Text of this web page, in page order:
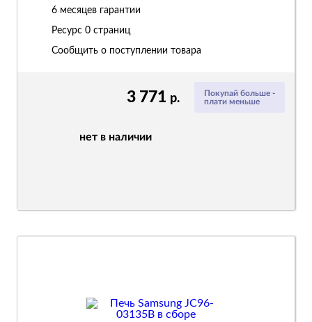
Покупай больше -
плати меньше
3 771 р.
нет в наличии
6 месяцев гарантии
Ресурс 0 страниц
Сообщить о поступлении товара